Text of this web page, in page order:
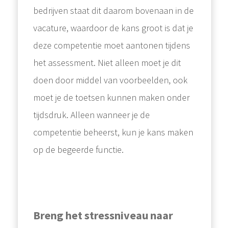
bedrijven staat dit daarom bovenaan in de
vacature, waardoor de kans groot is dat je
deze competentie moet aantonen tijdens
het assessment. Niet alleen moet je dit
doen door middel van voorbeelden, ook
moet je de toetsen kunnen maken onder
tijdsdruk. Alleen wanneer je de
competentie beheerst, kun je kans maken
op de begeerde functie.
Breng het stressniveau naar